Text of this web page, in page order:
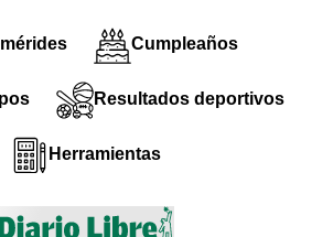
Cumpleaños
Resultados deportivos
Herramientas